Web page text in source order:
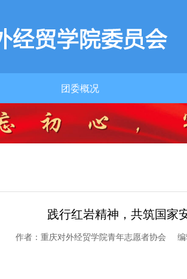
团委概况
团委简介
践行红岩精神，共筑国家
作者：重庆对外经贸学院青年志愿者协会